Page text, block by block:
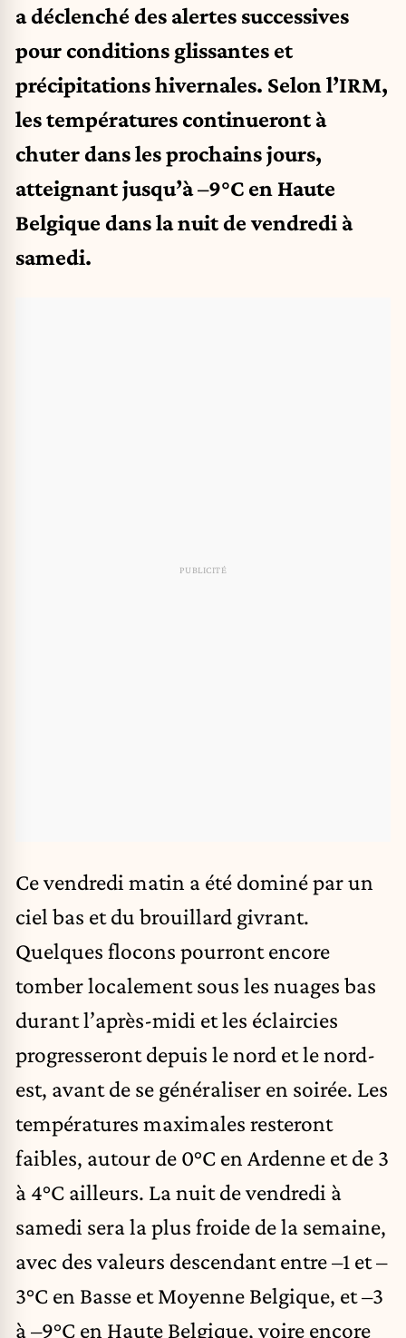
a déclenché des alertes successives
pour conditions glissantes et
précipitations hivernales. Selon l’IRM,
les températures continueront à
chuter dans les prochains jours,
atteignant jusqu’à –9°C en Haute
Belgique dans la nuit de vendredi à
samedi.
Ce vendredi matin a été dominé par un
ciel bas et du brouillard givrant.
Quelques flocons pourront encore
tomber localement sous les nuages bas
durant l’après-midi et les éclaircies
progresseront depuis le nord et le nord-
est, avant de se généraliser en soirée. Les
températures maximales resteront
faibles, autour de 0°C en Ardenne et de 3
à 4°C ailleurs. La nuit de vendredi à
samedi sera la plus froide de la semaine,
avec des valeurs descendant entre –1 et –
3°C en Basse et Moyenne Belgique, et –3
à –9°C en Haute Belgique, voire encore